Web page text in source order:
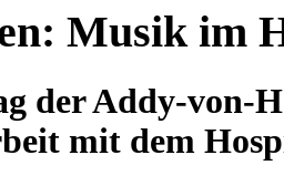
Musik im
der Addy-von-
mit dem